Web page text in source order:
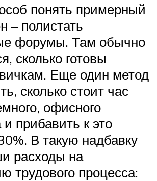
понять примерный
– полистать
форумы. Там обычно
сколько готовы
Еще один метод
сколько стоит час
офисного
и прибавить к это
В такую надбавку
расходы на
трудового процесса: